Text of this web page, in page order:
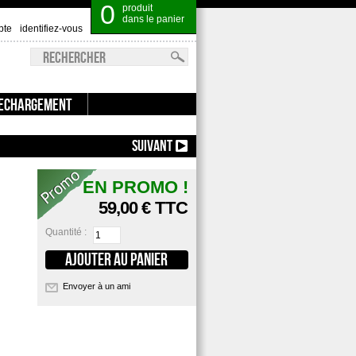
0
produit
dans le panier
identifiez-vous
SUIVANT
EN PROMO !
59,00 €TTC
Quantité :
Envoyer à un ami